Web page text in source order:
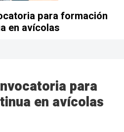
para formación
en avícolas
para
en avícolas